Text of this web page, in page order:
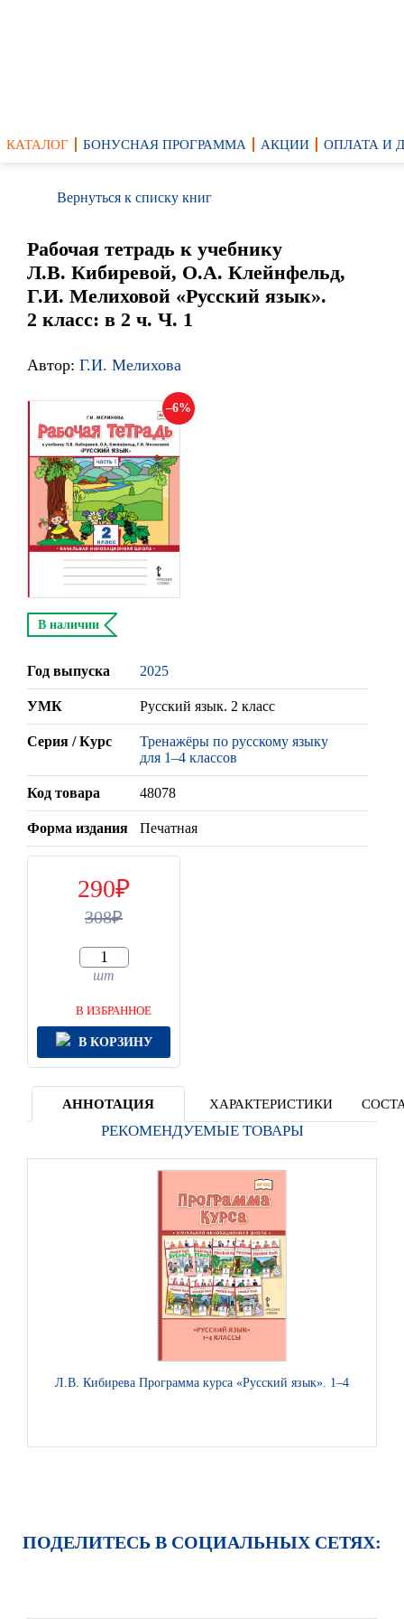
КАТАЛОГ БОНУСНАЯ ПРОГРАММА АКЦИИ ОПЛАТА И
Вернуться к списку книг
Рабочая тетрадь к учебнику
Л.В. Кибиревой, О.А. Клейнфельд,
Г.И. Мелиховой «Русский язык».
2 класс: в 2 ч. Ч. 1
Автор: Г.И. Мелихова
6
В наличии
Год выпуска 2025
УМК Русский язык. 2 класс
Серия / Курс
Тренажёры по русскому языку
для 1–4 классов
Код товара 48078
Форма издания Печатная
290
308
шт
В ИЗБРАННОЕ
В КОРЗИНУ
АННОТАЦИЯ ХАРАКТЕРИСТИКИ
РЕКОМЕНДУЕМЫЕ ТОВАРЫ
Л.В. Кибирева Программа курса «Русский язык». 1–4 классы
ПОДЕЛИТЕСЬ В СОЦИАЛЬНЫХ СЕТЯХ: